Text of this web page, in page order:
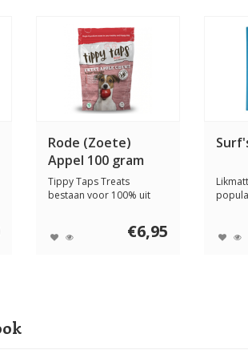
Rode (Zoete)
Appel 100 gram
Tippy Taps Treats
bestaan voor 100% uit
€6,95